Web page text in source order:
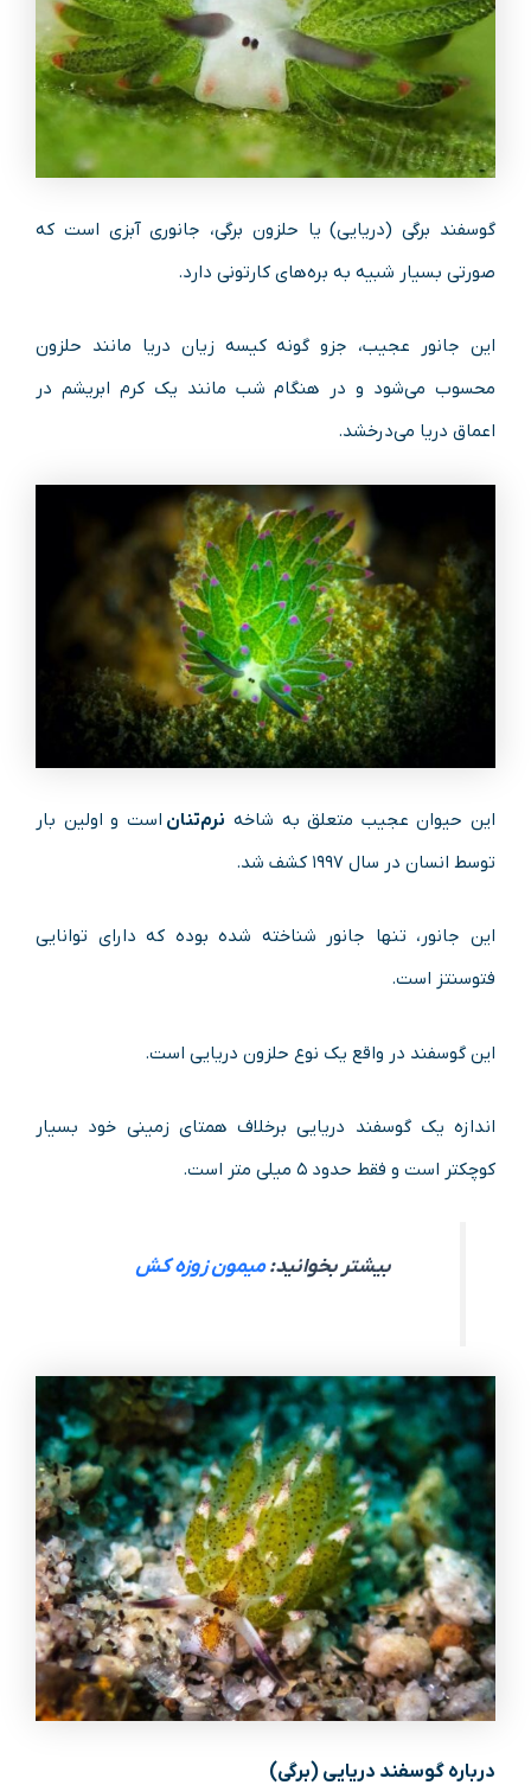
گوسفند برگی (دریایی) یا حلزون برگی، جانوری آبزی است که
صورتی بسیار شبیه به بره‌های کارتونی دارد.
این جانور عجیب، جزو گونه کیسه زیان دریا مانند حلزون
محسوب می‌شود و در هنگام شب مانند یک کرم ابریشم در
اعماق دریا می‌درخشد.
این حیوان عجیب متعلق به شاخه نرم‌تنان است و اولین بار
توسط انسان در سال ۱۹۹۷ کشف شد.
این جانور، تنها جانور شناخته‌ شده بوده که دارای توانایی
فتوسنتز است.
این گوسفند در واقع یک نوع حلزون دریایی است.
اندازه یک گوسفند دریایی برخلاف همتای زمینی خود بسیار
کوچکتر است و فقط حدود ۵ میلی متر است.
بیشتر بخوانید:میمون زوزه کش
درباره گوسفند دریایی (برگی)